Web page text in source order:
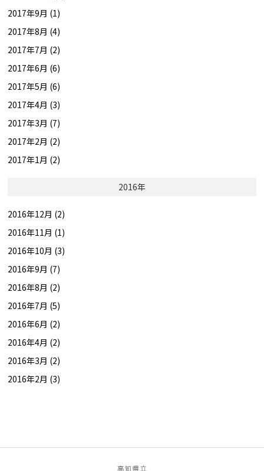
2017年9月 (1)
2017年8月 (4)
2017年7月 (2)
2017年6月 (6)
2017年5月 (6)
2017年4月 (3)
2017年3月 (7)
2017年2月 (2)
2017年1月 (2)
2016年
2016年12月 (2)
2016年11月 (1)
2016年10月 (3)
2016年9月 (7)
2016年8月 (2)
2016年7月 (5)
2016年6月 (2)
2016年4月 (2)
2016年3月 (2)
2016年2月 (3)